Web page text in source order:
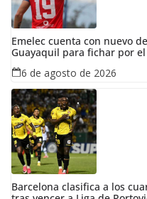
Emelec cuenta con nuevo
Guayaquil para fichar por
6 de agosto de 2026
Barcelona clasifica a los